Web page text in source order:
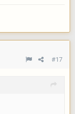
#17